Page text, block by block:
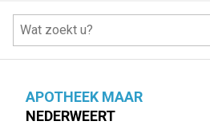
APOTHEEK MAAR
NEDERWEERT